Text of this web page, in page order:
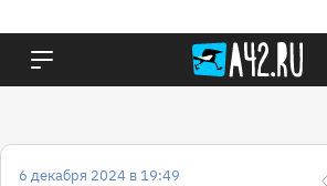
6 декабря 2024 в 19:49